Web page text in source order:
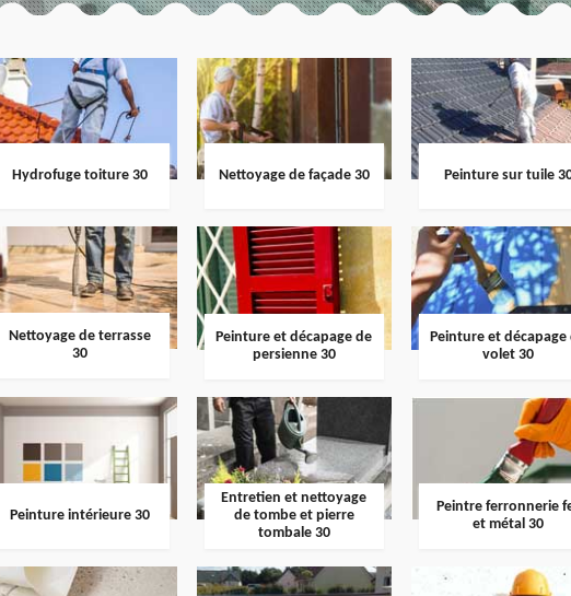
Hydrofuge toiture 30 Nettoyage de façade 30 Peinture sur tuile
Nettoyage de terrasse
30
Peinture et décapage de
persienne 30
Peinture et décapage
volet 30
Peinture intérieure 30
Entretien et nettoyage
de tombe et pierre
tombale 30
Peintre ferronnerie
et métal 30